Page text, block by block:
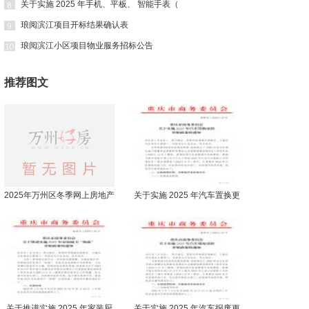
关于实施 2025 年手机、平板、 智能手表（
琅阅滨江项目开标结果确认表
琅阅滨江小区项目物业服务招标公告
推荐图文
2025年万州区冬季网上房地产
关于实施 2025 年汽车置换更